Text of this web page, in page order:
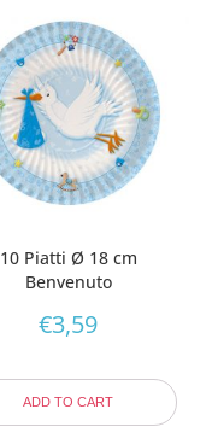
10 Piatti Ø 18 cm
Benvenuto
€3,59
ADD TO CART